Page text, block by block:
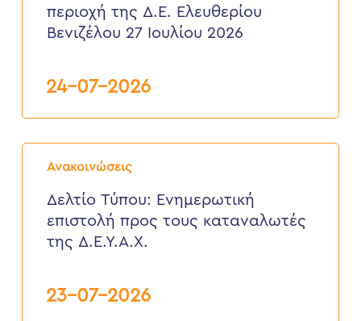
περιοχή
2026
περιοχή της Δ.Ε. Ελευθερίου
Βενιζέλου 27 Ιουλίου 2026
24-07-2026
Ανακοινώσεις
Δελτίο
Τύπου:
επιστολή
προς
τους
καταναλωτές
Δελτίο Τύπου: Eνημερωτική
επιστολή προς τους καταναλωτές
της Δ.Ε.Υ.Α.Χ.
23-07-2026